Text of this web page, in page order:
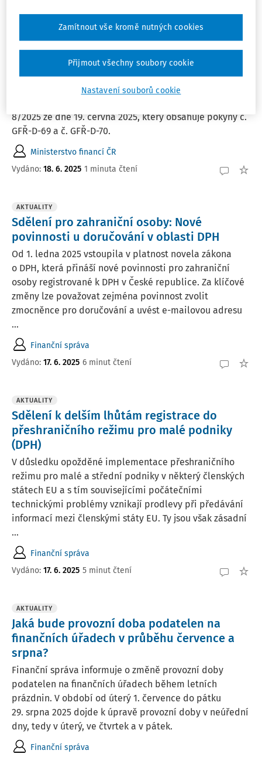
Vydáno:24. 6. 2025 1 minuta čtení
Ministerstvo financí: Finanční zpravodaj
8/2025 ze dne 19. června 2025, který obsahuje pokyny č.
GFŘ-D-69 a č. GFŘ-D-70.
Ministerstvo financí ČR
Vydáno: 18. 6. 2025 1 minuta čtení
AKTUALITY
Sdělení pro zahraniční osoby: Nové
povinnosti u doručování v oblasti DPH
Od 1. ledna 2025 vstoupila v platnost novela zákona
o DPH, která přináší nové povinnosti pro zahraniční
osoby registrované k DPH v České republice. Za klíčové
změny lze považovat zejména povinnost zvolit
zmocněnce pro doručování a uvést e-mailovou adresu
...
Finanční správa
Vydáno: 17. 6. 2025 6 minut čtení
AKTUALITY
Sdělení k delším lhůtám registrace do
přeshraničního režimu pro malé podniky
(DPH)
V důsledku opožděné implementace přeshraničního
režimu pro malé a střední podniky v některý členských
státech EU a s tím souvisejícími počátečními
technickými problémy vznikají prodlevy při předávání
informací mezi členskými státy EU. Ty jsou však zásadní
...
Finanční správa
Vydáno: 17. 6. 2025 5 minut čtení
AKTUALITY
Jaká bude provozní doba podatelen na
finančních úřadech v průběhu července a
srpna?
Finanční správa informuje o změně provozní doby
podatelen na finančních úřadech během letních
prázdnin. V období od úterý 1. července do pátku
29. srpna 2025 dojde k úpravě provozní doby v neúřední
dny, tedy v úterý, ve čtvrtek a v pátek.
Finanční správa
Nastavení souborů cookie
Zamítnout vše kromě nutných cookies
Přijmout všechny soubory cookie